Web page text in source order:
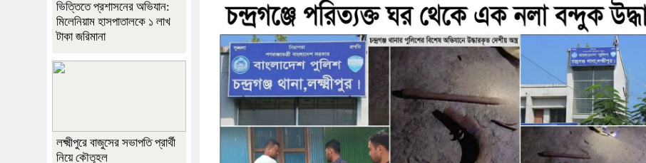
ভিত্তিতে প্রশাসনের অভিযান:
মিলেনিয়াম হাসপাতালকে ১ লাখ
টাকা জরিমানা
লক্ষ্মীপুরে বাজুসের সভাপতি প্রার্থী
নিয়ে কৌতূহল